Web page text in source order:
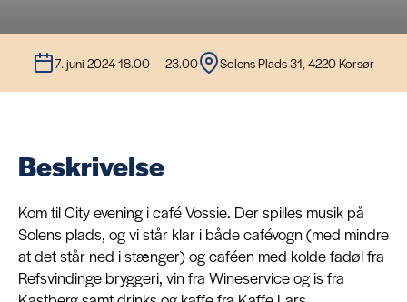
Cafévogn
Kontakt
7. juni 2024 18.00 — 23.00 Solens Plads 31, 4220 Korsør
Beskrivelse
Kom til City evening i café Vossie. Der spilles musik på
Solens plads, og vi står klar i både cafévogn (med mindre
at det står ned i stænger) og caféen med kolde fadøl fra
Refsvindinge bryggeri, vin fra Wineservice og is fra